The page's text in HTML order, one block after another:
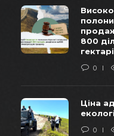
800
0
Ціна
0